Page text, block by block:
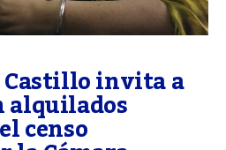
Castillo invita a
alquilados
censo